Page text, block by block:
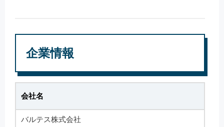
企業情報
会社名
バルテス株式会社